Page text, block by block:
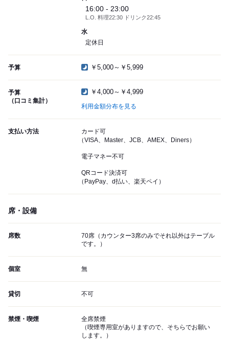
16:00 - 23:00
L.O. 料理22:30 ドリンク22:45
水
定休日
予算 ￥5,000～￥5,999
予算
（口コミ集計）
￥4,000～￥4,999
利用金額分布を見る
支払い方法
カード可
（VISA、Master、JCB、AMEX、Diners）
電子マネー不可
QRコード決済可
（PayPay、d払い、楽天ペイ）
席・設備
席数
70席（カウンター3席のみでそれ以外はテーブル
です。）
個室 無
貸切 不可
禁煙・喫煙
全席禁煙
（喫煙専用室がありますので、そちらでお願い
します。）